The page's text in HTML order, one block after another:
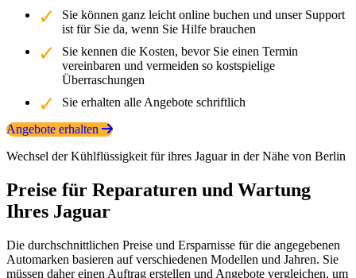
Sie können ganz leicht online buchen und unser Support
ist für Sie da, wenn Sie Hilfe brauchen
Sie kennen die Kosten, bevor Sie einen Termin
vereinbaren und vermeiden so kostspielige
Überraschungen
Sie erhalten alle Angebote schriftlich
Angebote erhalten
Wechsel der Kühlflüssigkeit für ihres Jaguar in der Nähe von Berlin
Preise für Reparaturen und Wartung
Ihres Jaguar
Die durchschnittlichen Preise und Ersparnisse für die angegebenen
Automarken basieren auf verschiedenen Modellen und Jahren. Sie
müssen daher einen Auftrag erstellen und Angebote vergleichen, um